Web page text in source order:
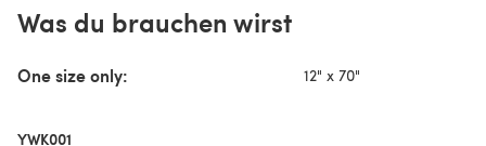
Was du brauchen wirst
One size only: 12" x 70"
YWK001